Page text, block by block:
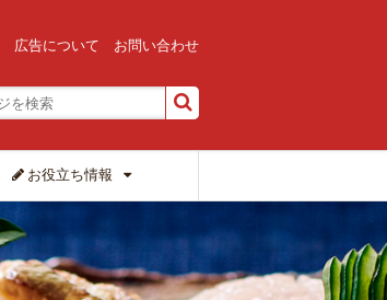
広告について お問い合わせ
お役立ち情報